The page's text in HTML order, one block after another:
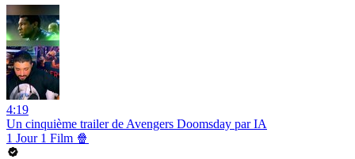
4:19
Un cinquième trailer de Avengers Doomsday par IA
1 Jour 1 Film 🍿